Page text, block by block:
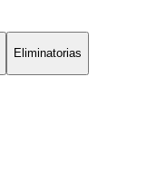
Eliminatorias